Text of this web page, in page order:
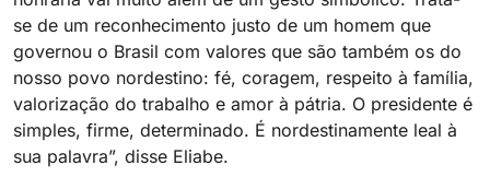
se de um reconhecimento justo de um homem que
governou o Brasil com valores que são também os do
nosso povo nordestino: fé, coragem, respeito à família,
valorização do trabalho e amor à pátria. O presidente é
simples, firme, determinado. É nordestinamente leal à
sua palavra”, disse Eliabe.